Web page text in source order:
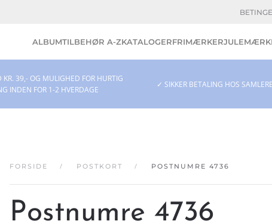
ALBUMTILBEHØR A-ZKATALOGERFRIMÆRKER
KR. 39,- OG MULIGHED FOR HURTIG
INDEN FOR 1-2 HVERDAGE
✓ SIKKER BETALING HOS
FORSIDE POSTKORT POSTNUMRE 4736
Postnumre 4736